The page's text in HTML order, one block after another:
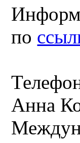
по
Анна